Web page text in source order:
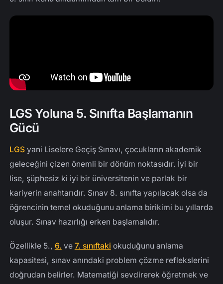
LGS Yoluna 5. Sınıfta Başlamanın
Gücü
LGSyani Liselere Geçiş Sınavı, çocukların akademik
geleceğini çizen önemli bir dönüm noktasıdır. İyi bir
lise, şüphesiz ki iyi bir üniversitenin ve parlak bir
kariyerin anahtarıdır. Sınav 8. sınıfta yapılacak olsa da
öğrencinin temel okuduğunu anlama birikimi bu yıllarda
oluşur. Sınav hazırlığı erken başlamalıdır.
Özellikle 5., 6. ve 7. sınıftaki okuduğunu anlama
kapasitesi, sınav anındaki problem çözme reflekslerini
doğrudan belirler. Matematiği sevdirerek öğretmek ve